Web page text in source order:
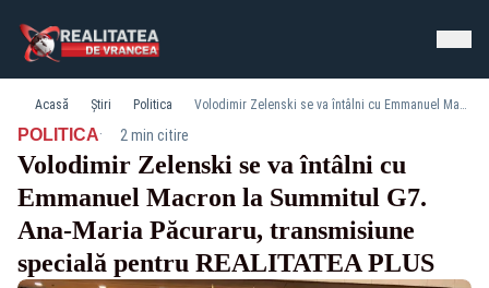
Acasă Știri Politica Volodimir Zelenski se va întâlni cu Emmanuel Macron la Summitul G7. Ana-Maria Păcuraru, transmisiune specială pentru REALITATEA PLUS
POLITICA· 2 min citire
Volodimir Zelenski se va întâlni cu
Emmanuel Macron la Summitul G7.
Ana-Maria Păcuraru, transmisiune
specială pentru REALITATEA PLUS